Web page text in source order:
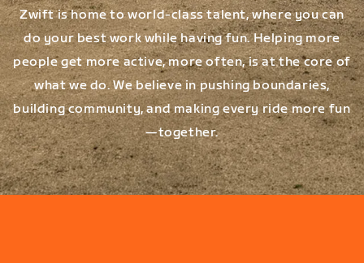
Zwift is home to world-class talent, where you can
do your best work while having fun. Helping more
people get more active, more often, is at the core of
what we do. We believe in pushing boundaries,
building community, and making every ride more fun
—together.